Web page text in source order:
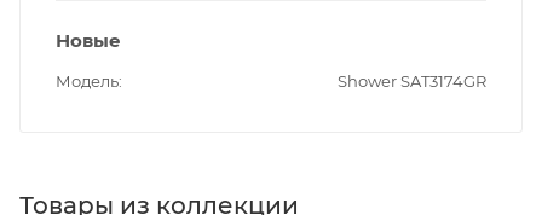
Новые
Модель Shower SAT3174GR
Товары из коллекции